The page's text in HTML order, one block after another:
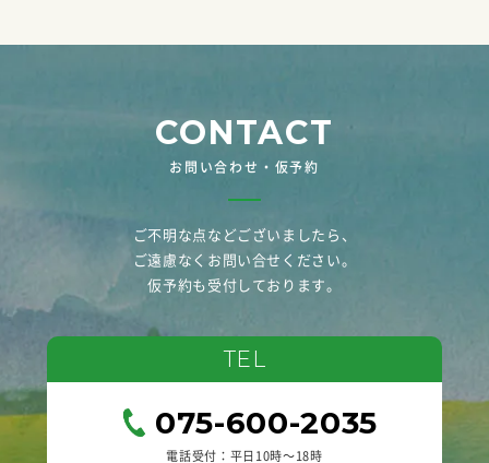
CONTACT
お問い合わせ・仮予約
ご不明な点などございましたら、
ご遠慮なくお問い合せください。
仮予約も受付しております。
TEL
075-600-2035
電話受付：平日10時〜18時